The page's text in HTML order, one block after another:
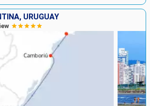
URUGUAY